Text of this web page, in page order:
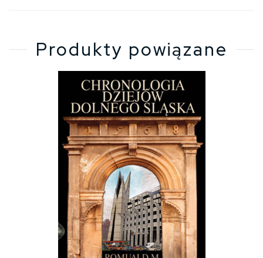
Produkty powiązane